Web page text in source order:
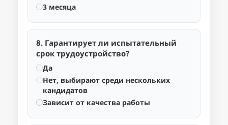
3 месяца
8. Гарантирует ли испытательный
срок трудоустройство?
Да
Нет, выбирают среди нескольких
кандидатов
Зависит от качества работы